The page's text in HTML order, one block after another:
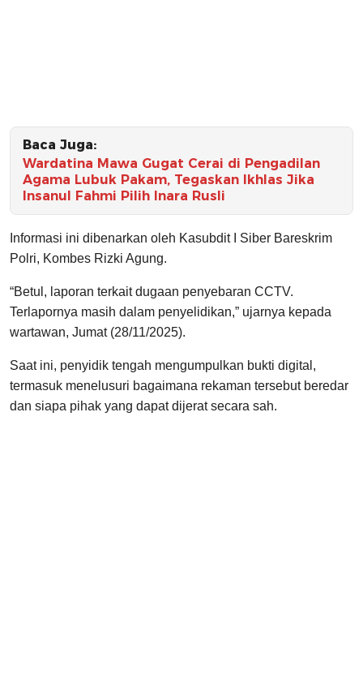
Baca Juga:
Wardatina Mawa Gugat Cerai di Pengadilan
Agama Lubuk Pakam, Tegaskan Ikhlas Jika
Insanul Fahmi Pilih Inara Rusli
Informasi ini dibenarkan oleh Kasubdit I Siber Bareskrim
Polri, Kombes Rizki Agung.
“Betul, laporan terkait dugaan penyebaran CCTV.
Terlapornya masih dalam penyelidikan,” ujarnya kepada
wartawan, Jumat (28/11/2025).
Saat ini, penyidik tengah mengumpulkan bukti digital,
termasuk menelusuri bagaimana rekaman tersebut beredar
dan siapa pihak yang dapat dijerat secara sah.